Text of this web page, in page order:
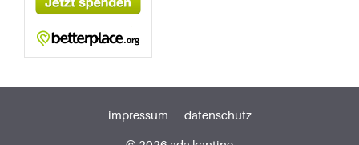
impressum datenschutz